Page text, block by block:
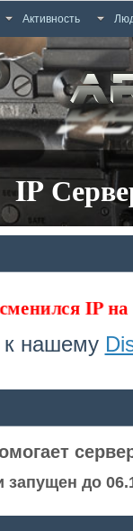
Активность
IP
IP на
к нашему
до